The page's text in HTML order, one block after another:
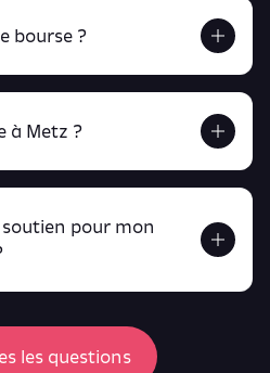
ça en cliquant ici !
bourse ?
ici.
à Metz ?
peux
pour mon
les questions